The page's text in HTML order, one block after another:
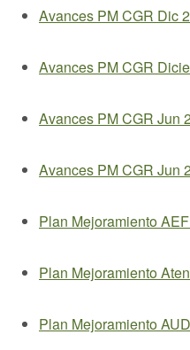
Avances PM CGR Dic
Avances PM CGR
Avances PM CGR Jun
Avances PM CGR Jun
Plan Mejoramiento
Plan Mejoramiento
Plan Mejoramiento